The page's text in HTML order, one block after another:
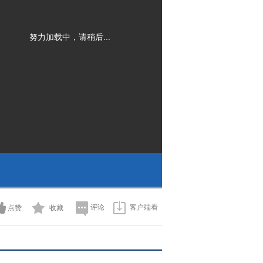
努力加载中，请稍后...
点赞 收藏 评论 客户端看